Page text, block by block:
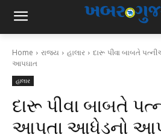
Home રાજ્ય હાલાર
દારૂ પીવા બાબતે
આપઘાત
હાલાર
દારૂ પીવા બાબતે
આપતા આધેડનો